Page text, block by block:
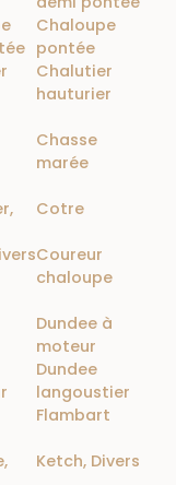
Chaloupe
pontée
Chalutier
hauturier
Chasse
marée
Cotre
Coureur
chaloupe
Dundee à
moteur
Dundee
langoustier
Flambart
Ketch, Divers